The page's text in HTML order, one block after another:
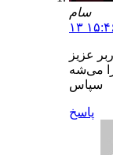
سام
سپاس
پاسخ